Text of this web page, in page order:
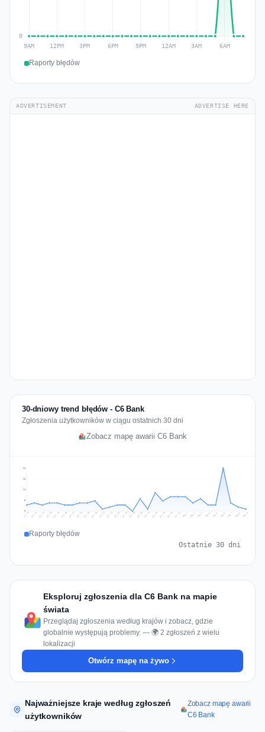
Raporty błędów
ADVERTISEMENT ADVERTISE HERE
30-dniowy trend błędów - C6 Bank
Zgłoszenia użytkowników w ciągu ostatnich 30 dni
Zobacz mapę awarii C6 Bank
11
16
21
Jul 11 Jul 12 Jul 13 Jul 14 Jul 15 Jul 16 Jul 17 Jul 18 Jul 19 Jul 20 Jul 21 Jul 22 Jul 23 Jul 24 Jul 25 Jul 26 Jul 27 Jul 28 Jul 29 Jul 30 Jul 31 Aug 1 Aug 2 Aug 3 Aug 4 Aug 5 Aug 6 Aug 7 Aug 8 Aug 9
Raporty błędów
Ostatnie 30 dni
Eksploruj zgłoszenia dla C6 Bank na mapie
świata
Przeglądaj zgłoszenia według krajów i zobacz, gdzie
globalnie występują problemy. — 🌍 2 zgłoszeń z wielu
lokalizacji
Otwórz mapę na żywo
Najważniejsze kraje według zgłoszeń
użytkowników
Zobacz mapę awarii
C6 Bank